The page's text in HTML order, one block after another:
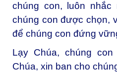
chúng con, luôn nhắc
chúng con được chọn,
để chúng con đứng
Lạy Chúa, chúng
Chúa, xin ban cho